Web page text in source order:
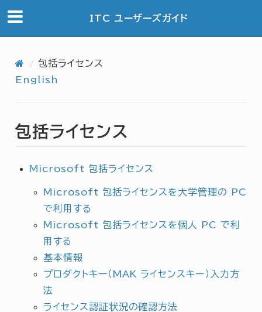
ITC ユーザーズガイド
包括ライセンス
English
包括ライセンス
Microsoft 包括ライセンス
Microsoft 包括ライセンスを大学管理の PC
で利用する
Microsoft 包括ライセンスを個人 PC で利
用する
基本情報
プロダクトキー（MAK ライセンスキー）入力方
法
ライセンス認証状況の確認方法